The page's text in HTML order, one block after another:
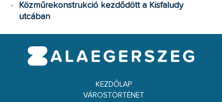
Közműrekonstrukció kezdődött a Kisfaludy
utcában
KEZDŐLAP
VÁROSTÖRTÉNET